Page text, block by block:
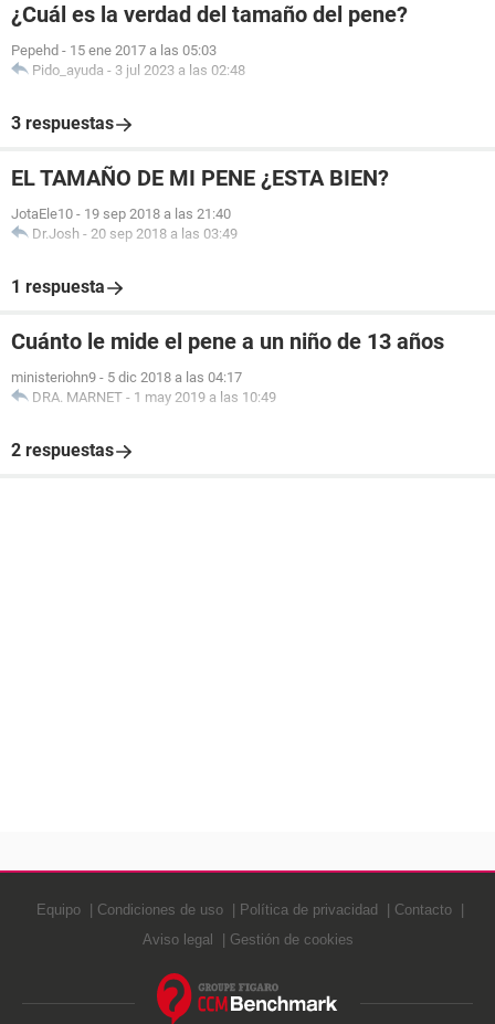
¿Cuál es la verdad del tamaño del pene?
Pepehd - 15 ene 2017 a las 05:03
Pido_ayuda - 3 jul 2023 a las 02:48
3 respuestas
EL TAMAÑO DE MI PENE ¿ESTA BIEN?
JotaEle10 - 19 sep 2018 a las 21:40
Dr.Josh - 20 sep 2018 a las 03:49
1 respuesta
Cuánto le mide el pene a un niño de 13 años
ministeriohn9 - 5 dic 2018 a las 04:17
DRA. MARNET - 1 may 2019 a las 10:49
2 respuestas
Equipo Condiciones de uso Política de privacidad
Contacto
Aviso legal
Gestión de cookies